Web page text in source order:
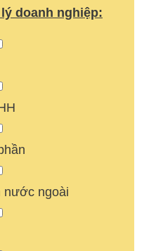
doanh nghiệp:
nước ngoài